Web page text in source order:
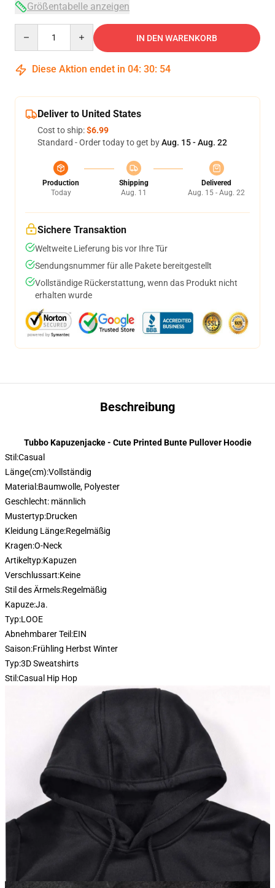
Größentabelle anzeigen
IN DEN WARENKORB
Diese Aktion endet in 04: 30: 53
Deliver to United States
Cost to ship:$6.99
Standard - Order today to get byAug. 15 - Aug. 22
Production
Today
Shipping
Aug. 11
Delivered
Aug. 15 - Aug. 22
Sichere Transaktion
Weltweite Lieferung bis vor Ihre Tür
Sendungsnummer für alle Pakete bereitgestellt
Vollständige Rückerstattung, wenn das Produkt nicht
erhalten wurde
Beschreibung
Tubbo Kapuzenjacke - Cute Printed Bunte Pullover Hoodie
Stil:Casual
Länge(cm):Vollständig
Material:Baumwolle, Polyester
Geschlecht: männlich
Mustertyp:Drucken
Kleidung Länge:Regelmäßig
Kragen:O-Neck
Artikeltyp:Kapuzen
Verschlussart:Keine
Stil des Ärmels:Regelmäßig
Kapuze:Ja.
Typ:LOOE
Abnehmbarer Teil:EIN
Saison:Frühling Herbst Winter
Typ:3D Sweatshirts
Stil:Casual Hip Hop